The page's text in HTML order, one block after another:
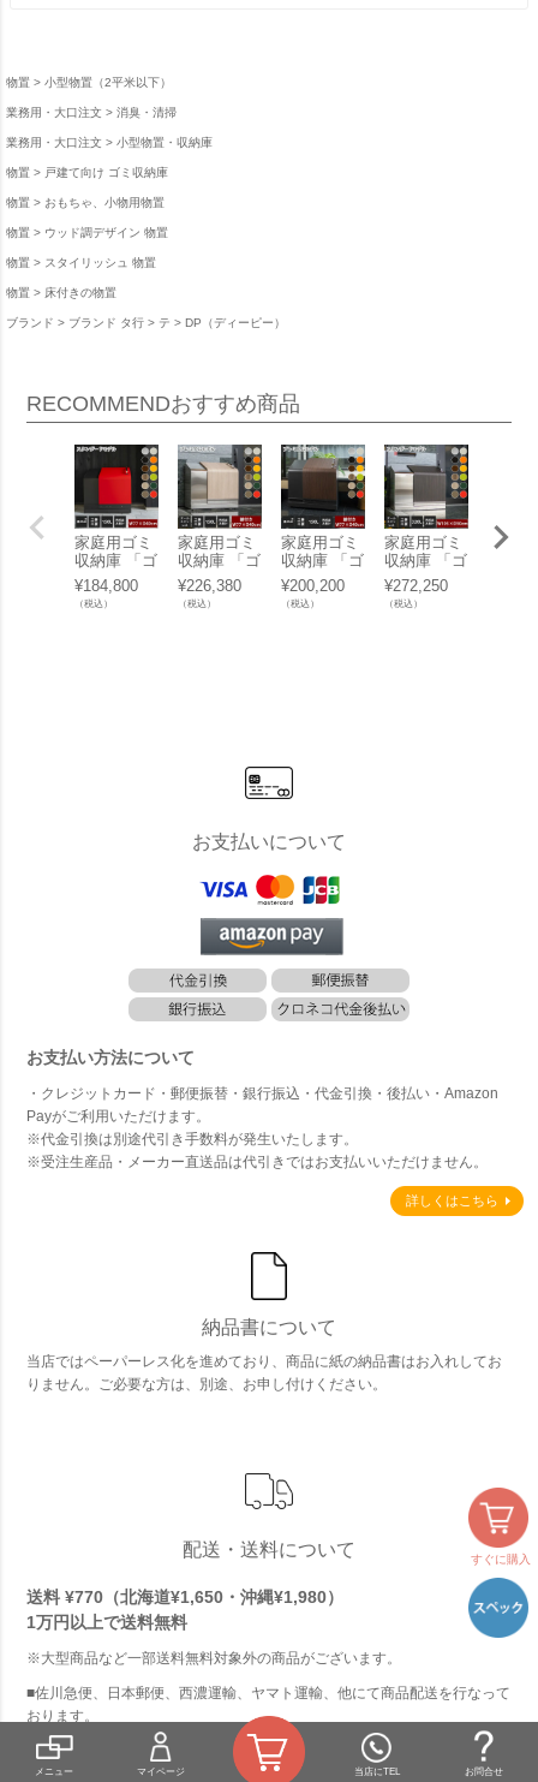
すぐに購入
物置 小型物置（2平米以下）
業務用・大口注文 消臭・清掃
業務用・大口注文 小型物置・収納庫
物置 戸建て向け ゴミ収納庫
物置 おもちゃ、小物用物置
物置 ウッド調デザイン 物置
物置 スタイリッシュ 物置
物置 床付きの物置
ブランド ブランド タ行 テ DP（ディーピー）
RECOMMENDおすすめ商品
家庭用ゴミ
収納庫 「ゴ
ミステーシ
ョン ホーム
スライド01
¥184,800
（税込）
家庭用ゴミ
収納庫 「ゴ
ミステーシ
ョン ホーム
スライド02
¥226,380
（税込）
家庭用ゴミ
収納庫 「ゴ
ミステーシ
ョン ホーム
スライド02
¥200,200
（税込）
家庭用ゴミ
収納庫 「ゴ
ミステーシ
ョン ホーム
スライド03
¥272,250
（税込）
家庭
お支払いについて
お支払い方法について
・クレジットカード・郵便振替・銀行振込・代金引換・後払い・Amazon
Payがご利用いただけます。
※代金引換は別途代引き手数料が発生いたします。
※受注生産品・メーカー直送品は代引きではお支払いいただけません。
詳しくはこちら
納品書について
当店ではペーパーレス化を進めており、商品に紙の納品書はお入れしてお
りません。ご必要な方は、別途、お申し付けください。
配送・送料について
送料 ¥770（北海道¥1,650・沖縄¥1,980）
1万円以上で送料無料
※大型商品など一部送料無料対象外の商品がございます。
■佐川急便、日本郵便、西濃運輸、ヤマト運輸、他にて商品配送を行なって
おります。
■配達時間指定が可能です。（佐川急便、ヤマト運輸のみ）
・午前中・12時〜14時・14時〜16時・16時〜18時・18時〜21時・19～21
メニュー マイページ 当店にTEL お問合せ